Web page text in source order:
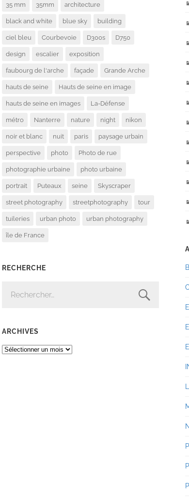
35 mm 35mm architecture
black and white blue sky building
ciel bleu Courbevoie D300s D750
design escalier exposition
faubourg de l'arche façade Grande Arche
hauts de seine Hauts de seine en image
hauts de seine en images La-Défense
métro Nanterre nature night nikon
noir et blanc nuit paris paysage urbain
perspective photo Photo de rue
photographie urbaine photo urbaine
portrait Puteaux seine Skyscraper
street photography streetphotography tour
tuileries urban photo urban photography
île de France
RECHERCHE
ARCHIVES
ARCHIVES